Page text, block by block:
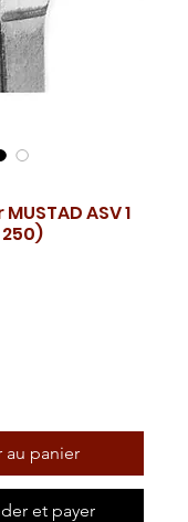
ASV 1
au panier
et payer